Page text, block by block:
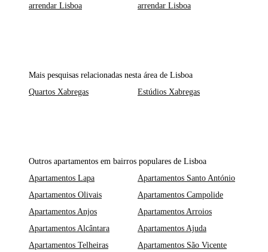
arrendar Lisboa
arrendar Lisboa
Mais pesquisas relacionadas nesta área de Lisboa
Quartos Xabregas
Estúdios Xabregas
Outros apartamentos em bairros populares de Lisboa
Apartamentos Lapa
Apartamentos Santo António
Apartamentos Olivais
Apartamentos Campolide
Apartamentos Anjos
Apartamentos Arroios
Apartamentos Alcântara
Apartamentos Ajuda
Apartamentos Telheiras
Apartamentos São Vicente